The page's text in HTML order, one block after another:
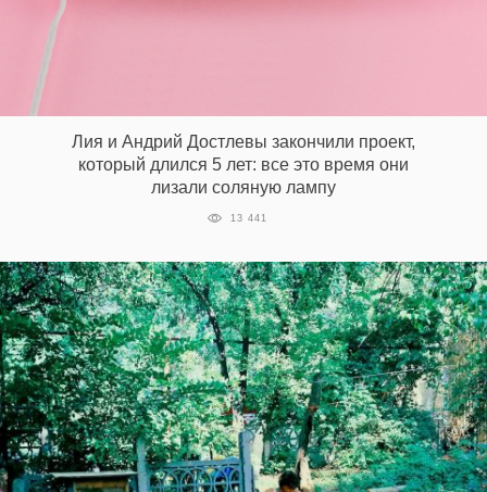
Лия и Андрий Достлевы закончили проект,
который длился 5 лет: все это время они
лизали соляную лампу
13 441